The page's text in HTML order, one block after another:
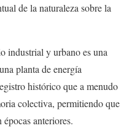
de la naturaleza sobre la
industrial y urbano es una
planta de energía
histórico que a menudo
colectiva, permitiendo que
anteriores.